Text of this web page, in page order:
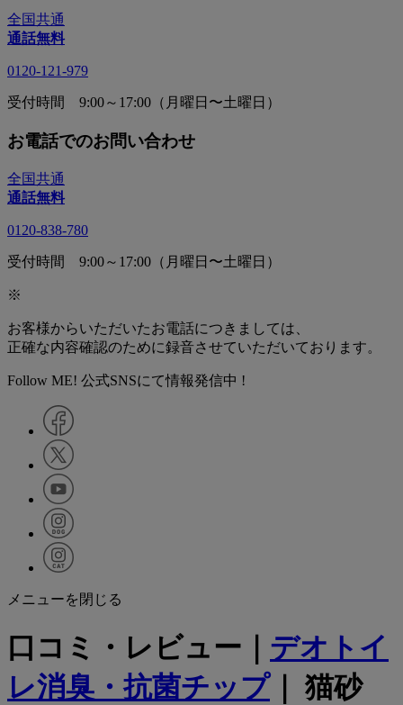
全国共通
通話無料
0120-121-979
受付時間 9:00～17:00（月曜日〜土曜日）
お電話でのお問い合わせ
全国共通
通話無料
0120-838-780
受付時間 9:00～17:00（月曜日〜土曜日）
※
お客様からいただいたお電話につきましては、
正確な内容確認のために録音させていただいております。
Follow ME! 公式SNSにて情報発信中 !
メニューを閉じる
口コミ・レビュー｜ デオトイ
レ消臭・抗菌チップ｜ 猫砂